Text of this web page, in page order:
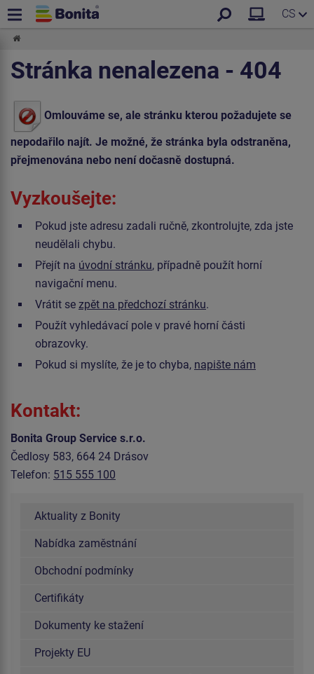
CS
Stránka nenalezena - 404
Omlouváme se, ale stránku kterou požadujete se
nepodařilo najít. Je možné, že stránka byla odstraněna,
přejmenována nebo není dočasně dostupná.
Vyzkoušejte:
Pokud jste adresu zadali ručně, zkontrolujte, zda jste
neudělali chybu.
Přejít na úvodní stránku, případně použít horní
navigační menu.
Vrátit se zpět na předchozí stránku.
Použít vyhledávací pole v pravé horní části
obrazovky.
Pokud si myslíte, že je to chyba, napište nám
Kontakt:
Bonita Group Service s.r.o.
Čedlosy 583, 664 24 Drásov
Telefon: 515 555 100
Aktuality z Bonity
Nabídka zaměstnání
Obchodní podmínky
Certifikáty
Dokumenty ke stažení
Projekty EU